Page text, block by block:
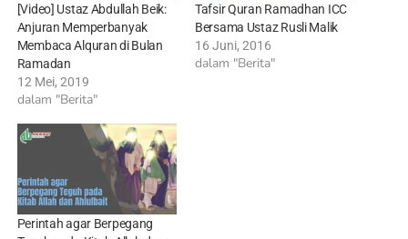
[Video] Ustaz Abdullah Beik:
Anjuran Memperbanyak
Membaca Alquran di Bulan
Ramadan
12 Mei, 2019
dalam "Berita"
Tafsir Quran Ramadhan ICC
Bersama Ustaz Rusli Malik
16 Juni, 2016
dalam "Berita"
Perintah agar Berpegang